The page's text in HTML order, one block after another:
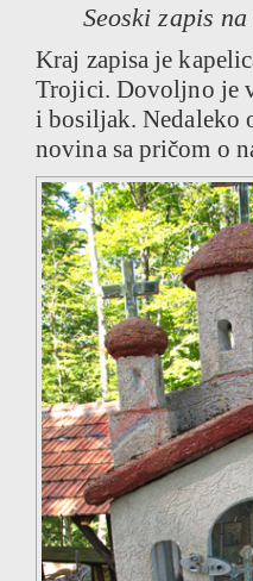
Seoski zapis
Kraj zapisa je
Trojici. Dovoljno je
i bosiljak. Nedaleko
novina sa pričom o